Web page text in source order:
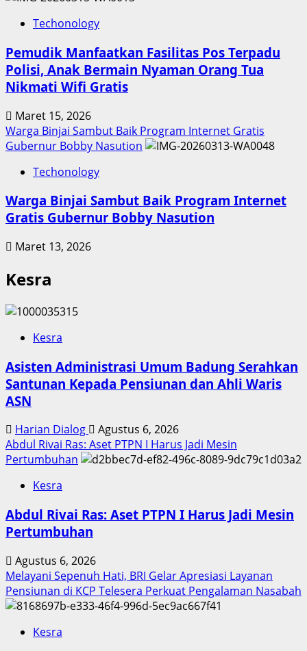
Techonology
Pemudik Manfaatkan Fasilitas Pos Terpadu
Polisi, Anak Bermain Nyaman Orang Tua
Nikmati Wifi Gratis
Maret 15, 2026
Warga Binjai Sambut Baik Program Internet Gratis
Gubernur Bobby Nasution
Techonology
Warga Binjai Sambut Baik Program Internet
Gratis Gubernur Bobby Nasution
Maret 13, 2026
Kesra
Kesra
Asisten Administrasi Umum Badung Serahkan
Santunan Kepada Pensiunan dan Ahli Waris
ASN
Harian Dialog
Agustus 6, 2026
Abdul Rivai Ras: Aset PTPN I Harus Jadi Mesin
Pertumbuhan
Kesra
Abdul Rivai Ras: Aset PTPN I Harus Jadi Mesin
Pertumbuhan
Agustus 6, 2026
Melayani Sepenuh Hati, BRI Gelar Apresiasi Layanan
Pensiunan di KCP Telesera Perkuat Pengalaman Nasabah
Kesra